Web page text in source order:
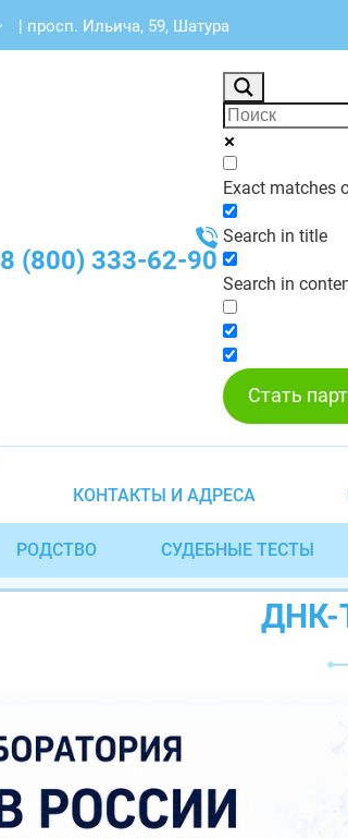
| просп. Ильича, 59, Шатура
8 (800) 333-62-90
Exact matches
Search in title
Search in
Стать
КОНТАКТЫ И АДРЕСА
РОДСТВО СУДЕБНЫЕ ТЕСТЫ
ДНК-